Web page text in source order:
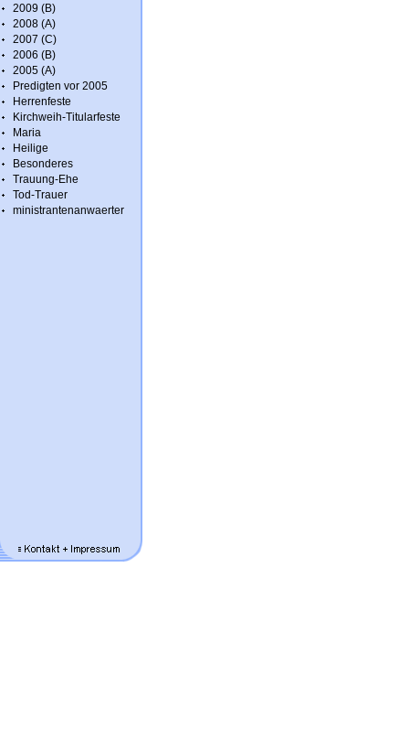
2009 (B)
2008 (A)
2007 (C)
2006 (B)
2005 (A)
Predigten vor 2005
Herrenfeste
Kirchweih-Titularfeste
Maria
Heilige
Besonderes
Trauung-Ehe
Tod-Trauer
ministrantenanwaerter